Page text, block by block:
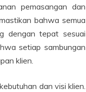
pemasangan dan
bahwa semua
dengan tepat sesuai
setiap sambungan
klien.
dan visi klien.